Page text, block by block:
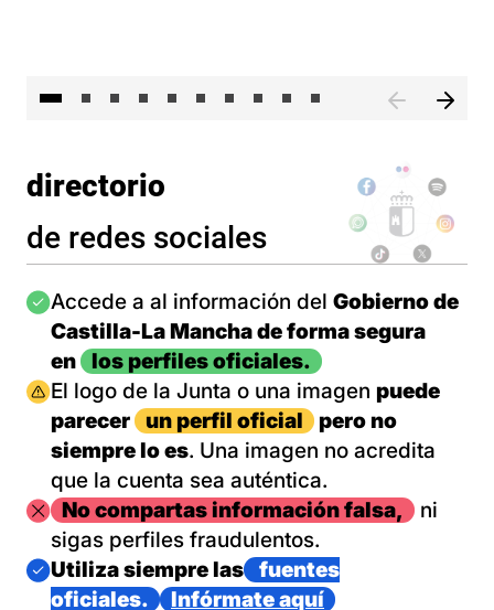
directorio
de redes sociales
Imagen
Accede a al información del Gobierno de
Castilla-La Mancha de forma segura
en
los perfiles oficiales.
Imagen
El logo de la Junta o una imagen puede
parecer
un perfil oficial
pero no
siempre lo es. Una imagen no acredita
que la cuenta sea auténtica.
ImagenNo compartas información falsa,
ni
sigas perfiles fraudulentos.
Imagen
Utiliza siempre las
fuentes
oficiales.
Infórmate aquí